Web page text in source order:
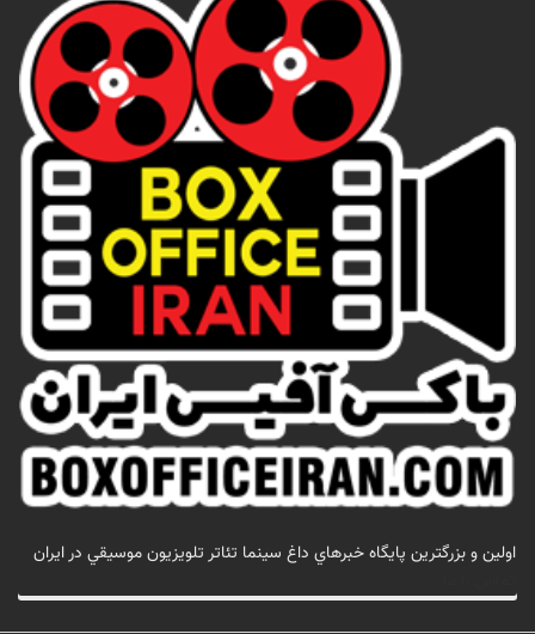
اولين و بزرگترين پايگاه خبرهاي داغ سينما تئاتر تلويزيون موسيقي در ايران